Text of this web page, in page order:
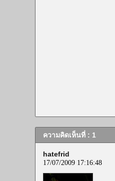
ความคิดเห็นที่ : 1
hatefrid
17/07/2009 17:16:48